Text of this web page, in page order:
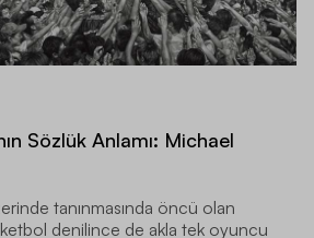
Sözlük Anlamı: Michael
tanınmasında öncü olan
denilince de akla tek oyuncu